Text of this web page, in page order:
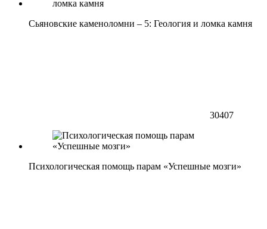
Сьяновские каменоломни – 5: Геология и ломка камня
30407
Психологическая помощь парам «Успешные мозги»